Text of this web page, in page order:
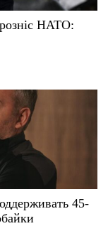
НАТО:
45-